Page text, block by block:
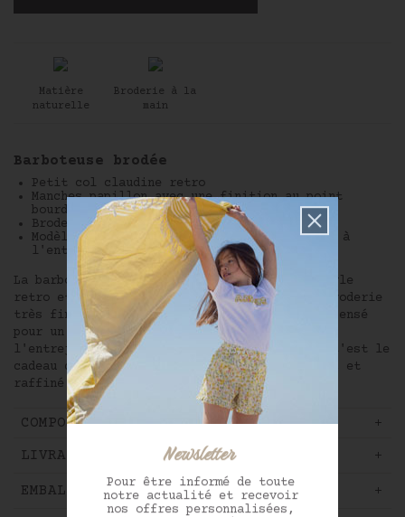
Matière
naturelle
Broderie à la
main
Barboteuse brodée
Petit col claudine retro
Manches papillon avec une finition au point
bourdon contrasté
Broderie très fine réalisée à la main
Modèle entièrement boutonné dans le dos et à
l'entrejambe pour un enfilage facile
La barboteuse Gilda a tout pour elle : un style
retro et intemporel, twisté avec une jolie broderie
très fine réalisée à la main. Ce modèle est pensé
pour un enfilage facile avec ses boutons à
l'entrejambe et son dos entièrement ouvert. C'est le
cadeau de naissance idéal pour un cadeau chic et
raffiné.
COMPOSITION ET ENTRETIEN
LIVRAISON ET RETOUR
EMBALLAGE CADEAU